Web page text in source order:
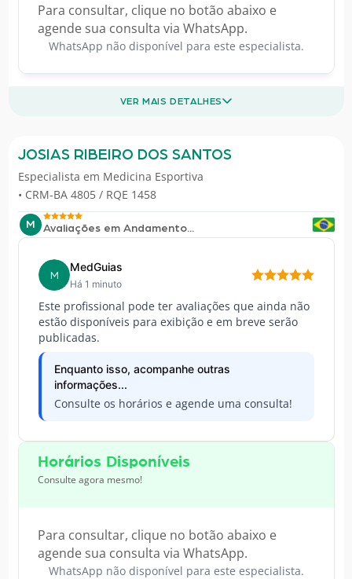
Para consultar, clique no botão abaixo e
agende sua consulta via WhatsApp.
WhatsApp não disponível para este especialista.
VER MAIS DETALHES
JOSIAS RIBEIRO DOS SANTOS
Especialista em Medicina Esportiva
• CRM-BA 4805 / RQE 1458
M Avaliações em Andamento...
M
MedGuias
Há 1 minuto
Este profissional pode ter avaliações que ainda não
estão disponíveis para exibição e em breve serão
publicadas.
Enquanto isso, acompanhe outras
informações...
Consulte os horários e agende uma consulta!
Horários Disponíveis
Consulte agora mesmo!
Para consultar, clique no botão abaixo e
agende sua consulta via WhatsApp.
WhatsApp não disponível para este especialista.